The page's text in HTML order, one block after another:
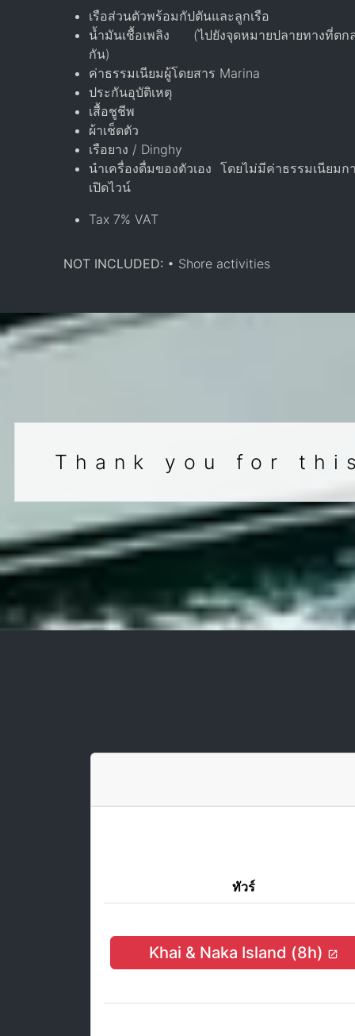
เรือส่วนตัวพร้อมกัปตันและลูกเรือ
น้ำมันเชื้อเพลิง (ไปยังจุดหมายปลายทางที่ตก
กัน)
ค่าธรรมเนียมผู้โดยสาร Marina
ประกันอุบัติเหตุ
เสื้อชูชีพ
ผ้าเช็ดตัว
เรือยาง / Dinghy
นำเครื่องดื่มของตัวเอง โดยไม่มีค่าธรรมเนียมก
เปิดไวน์
Tax 7% VAT
NOT INCLUDED: • Shore activities
Thank you for
ทัวร์
Khai & Naka Island (8h)